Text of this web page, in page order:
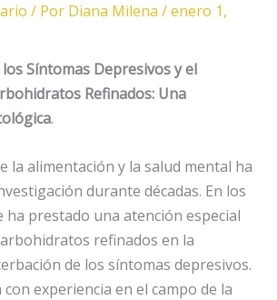
/ Por Diana Milena /enero 1,
Síntomas Depresivos y el
Refinados: Una
.
la alimentación y la salud mental ha
durante décadas. En los
ha prestado una atención especial
refinados en la
de los síntomas depresivos.
experiencia en el campo de la